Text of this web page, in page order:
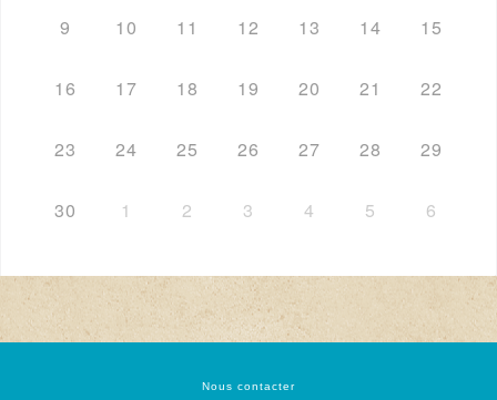
9 10 11 12 13 14 15
16 17 18 19 20 21 22
23 24 25 26 27 28 29
30 1 2 3 4 5 6
Nous contacter